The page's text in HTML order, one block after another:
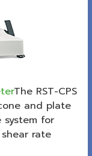
The RST-CPS
and plate
for
rate